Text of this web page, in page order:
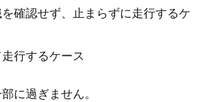
を確認せず、止まらずに走行するケ
行するケース
に過ぎません。